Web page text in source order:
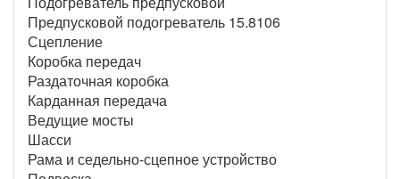
Предпусковой подогреватель 15.8106
Сцепление
Коробка передач
Раздаточная коробка
Карданная передача
Ведущие мосты
Шасси
Рама и седельно-сцепное устройство